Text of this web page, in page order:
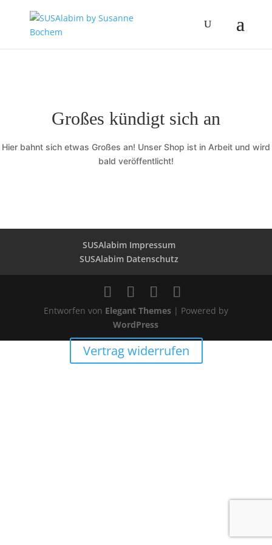
Großes kündigt sich an
Hier bahnt sich etwas Großes an! Unser Shop ist in Arbeit und wird
bald veröffentlicht!
SUSAlabim Impressum
SUSAlabim Datenschutz
Entworfen von Elegant Themes| Powered by
WordPress
Vertrag widerrufen